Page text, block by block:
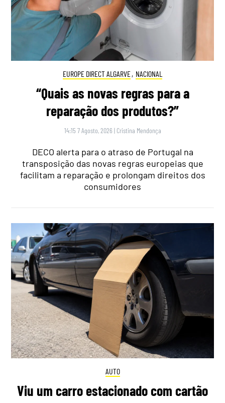
EUROPE DIRECT ALGARVE, NACIONAL
“Quais as novas regras para a
reparação dos produtos?”
14:15 7 Agosto, 2026 | Cristina Mendonça
DECO alerta para o atraso de Portugal na
transposição das novas regras europeias que
facilitam a reparação e prolongam direitos dos
consumidores
AUTO
Viu um carro estacionado com cartão